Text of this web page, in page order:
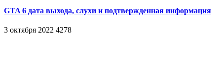
GTA 6 дата выхода, слухи и подтвержденная информация
3 октября 2022 4278